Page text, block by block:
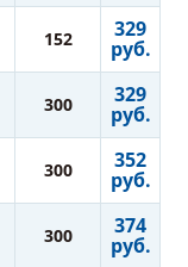
152 329
руб.
300 329
руб.
300 352
руб.
300 374
руб.